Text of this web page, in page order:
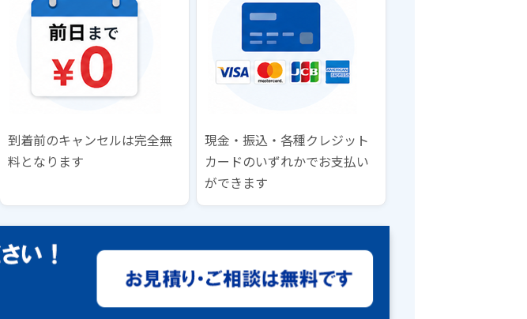
到着前のキャンセルは完全無
料となります
現金・振込・各種クレジット
カードのいずれかでお支払い
ができます